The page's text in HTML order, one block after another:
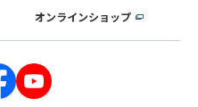
オンラインショップ